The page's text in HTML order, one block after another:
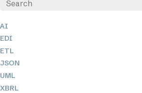
AI
EDI
ETL
JSON
UML
XBRL